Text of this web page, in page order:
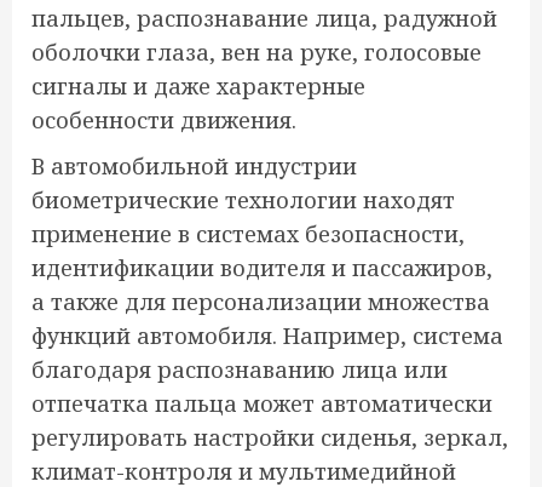
пальцев, распознавание лица, радужной
оболочки глаза, вен на руке, голосовые
сигналы и даже характерные
особенности движения.
В автомобильной индустрии
биометрические технологии находят
применение в системах безопасности,
идентификации водителя и пассажиров,
а также для персонализации множества
функций автомобиля. Например, система
благодаря распознаванию лица или
отпечатка пальца может автоматически
регулировать настройки сиденья, зеркал,
климат-контроля и мультимедийной